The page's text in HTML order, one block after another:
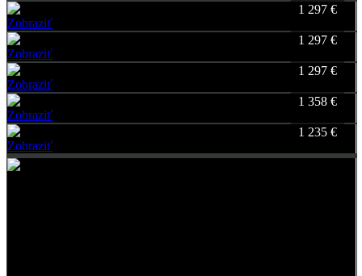
1 297 €
Zobraziť
1 297 €
Zobraziť
1 297 €
Zobraziť
1 358 €
Zobraziť
1 235 €
Zobraziť